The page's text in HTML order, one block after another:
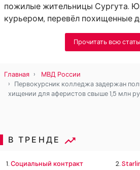
пожилые жительницы Сургута.
курьером, перевёл похищенные
Прочитать всю
Главная
МВД России
Первокурсник колледжа задержан
хищении для аферистов свыше 1,5 млн
В ТРЕНДЕ
1.Социальный контракт 2.